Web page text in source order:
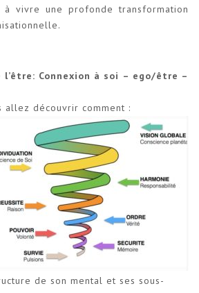
à vivre une profonde transformation
l’être: Connexion à soi – ego/être –
allez découvrir comment :
de son mental et ses sous-